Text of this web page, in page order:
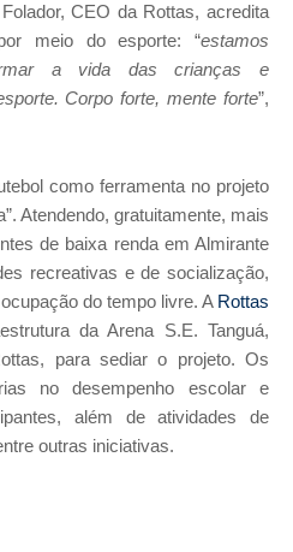
CEO da Rottas, acredita
meio do esporte: “estamos
a vida das crianças e
Corpo forte, mente forte”,
como ferramenta no projeto
Atendendo, gratuitamente, mais
de baixa renda em Almirante
recreativas e de socialização,
do tempo livre. A Rottas
da Arena S.E. Tanguá,
para sediar o projeto. Os
no desempenho escolar e
além de atividades de
outras iniciativas.